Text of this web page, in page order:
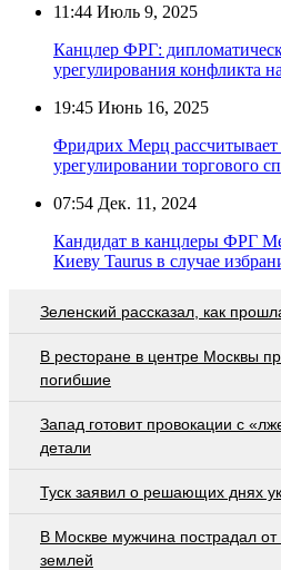
11:44 Июль 9, 2025
Канцлер ФРГ:
урегулирования конфликта
19:45 Июнь 16, 2025
Фридрих Мерц рассчитывает
урегулировании торгового
07:54 Дек. 11, 2024
Кандидат в канцлеры ФРГ
Киеву Taurus в случае
Зеленский рассказал, как
В ресторане в центре Москвы
погибшие
Запад готовит провокации с
детали
Туск заявил о решающих днях
В Москве мужчина пострадал от
землей